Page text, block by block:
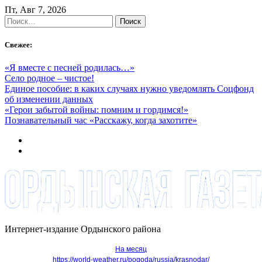
Skip
to
content
Пт, Авг 7, 2026
Найти:
Свежее:
«Я вместе с песней родилась…»
Село родное – чистое!
Единое пособие: в каких случаях нужно уведомлять Соцфонд
об изменении данных
«Герои забытой войны: помним и гордимся!»
Познавательный час «Расскажу, когда захотите»
Интернет-издание Ордынского района
На месяц
https://world-weather.ru/pogoda/russia/krasnodar/